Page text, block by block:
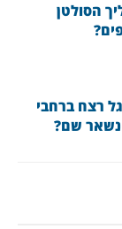
הסולטן
רצח ברחבי
נשאר שם?